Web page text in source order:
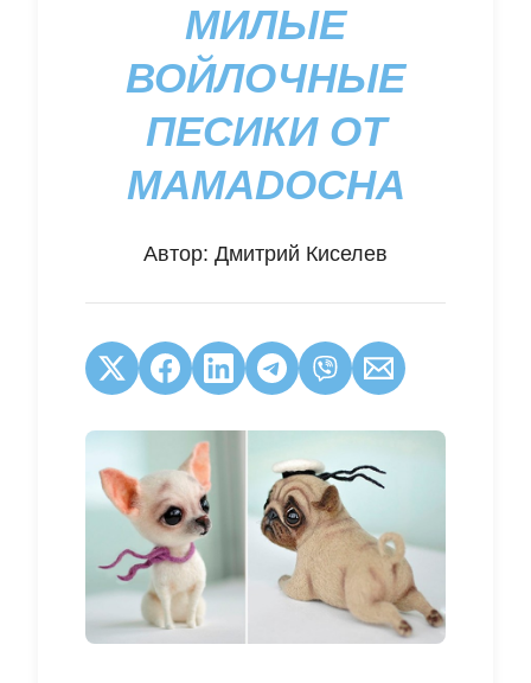
МИЛЫЕ
ВОЙЛОЧНЫЕ
ПЕСИКИ ОТ
MAMADOCHA
Автор: Дмитрий Киселев